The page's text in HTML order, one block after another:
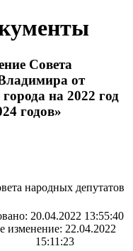
Совета
от
на 2022 год
годов»
народных депутатов
20.04.2022 13:55:40
изменение: 22.04.2022
15:11:23